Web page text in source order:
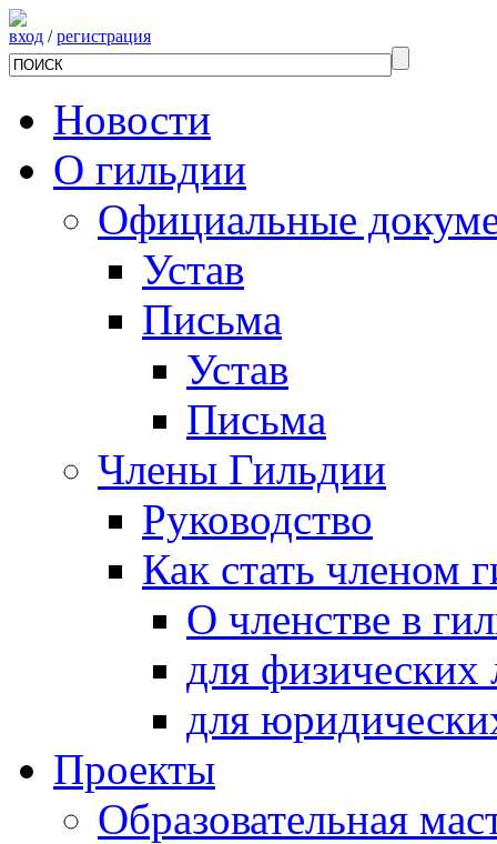
вход /регистрация
Новости
О гильдии
Официальные
Устав
Письма
Устав
Письма
Члены Гильдии
Руководство
Как стать членом
О членстве в
для физических
для
Проекты
Образовательная